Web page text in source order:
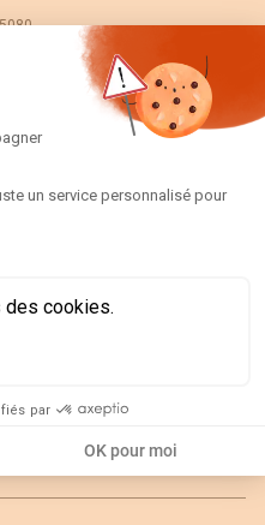
du
un service personnalisé pour
des cookies.
par
OK pour moi
CT ATyS p M4X80A 230/400